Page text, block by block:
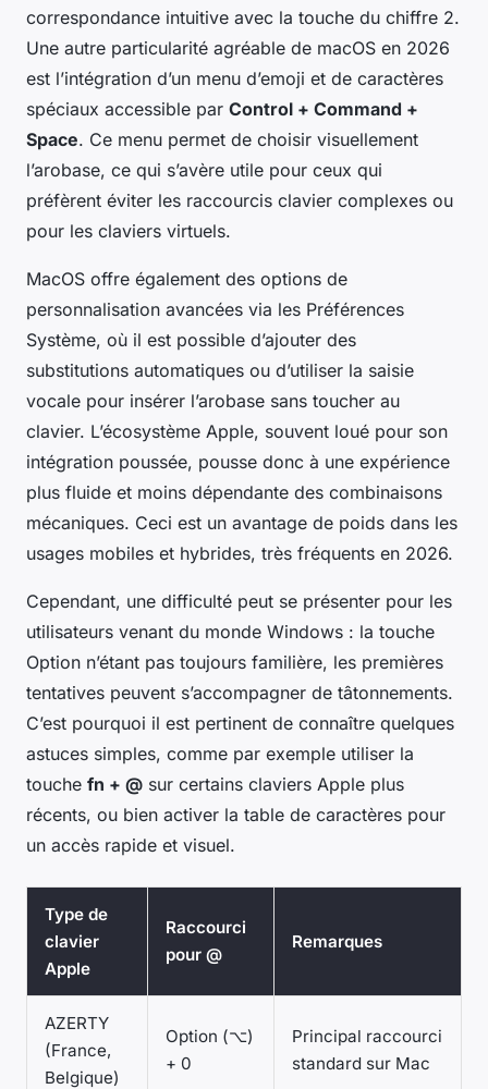
correspondance intuitive avec la touche du chiffre 2.
Une autre particularité agréable de macOS en 2026
est l’intégration d’un menu d’emoji et de caractères
spéciaux accessible par Control + Command +
Space. Ce menu permet de choisir visuellement
l’arobase, ce qui s’avère utile pour ceux qui
préfèrent éviter les raccourcis clavier complexes ou
pour les claviers virtuels.
MacOS offre également des options de
personnalisation avancées via les Préférences
Système, où il est possible d’ajouter des
substitutions automatiques ou d’utiliser la saisie
vocale pour insérer l’arobase sans toucher au
clavier. L’écosystème Apple, souvent loué pour son
intégration poussée, pousse donc à une expérience
plus fluide et moins dépendante des combinaisons
mécaniques. Ceci est un avantage de poids dans les
usages mobiles et hybrides, très fréquents en 2026.
Cependant, une difficulté peut se présenter pour les
utilisateurs venant du monde Windows : la touche
Option n’étant pas toujours familière, les premières
tentatives peuvent s’accompagner de tâtonnements.
C’est pourquoi il est pertinent de connaître quelques
astuces simples, comme par exemple utiliser la
touche fn + @ sur certains claviers Apple plus
récents, ou bien activer la table de caractères pour
un accès rapide et visuel.
Type de
clavier
Apple
Raccourci
pour @
Remarques
AZERTY
(France,
Belgique)
Option (⌥)
+ 0
Principal raccourci
standard sur Mac